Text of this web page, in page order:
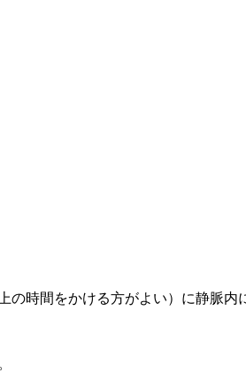
時間をかける方がよい）に静脈内